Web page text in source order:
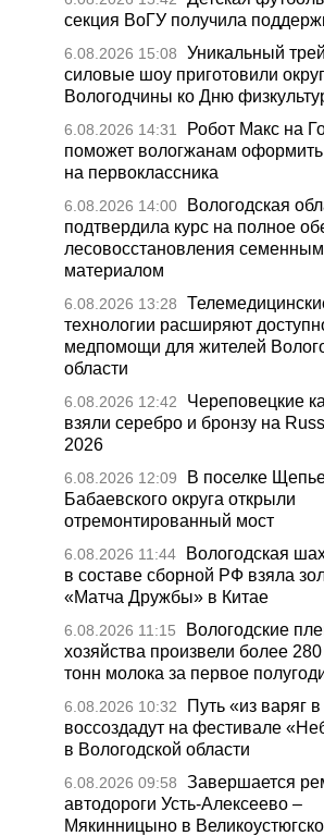
секция ВоГУ получила
6.08.2026 15:08
Уникальный
силовые шоу приготовили
Вологодчины ко Дню
6.08.2026 14:31
Робот Макс на
поможет вологжанам
на первоклассника
6.08.2026 14:00
Вологодская
подтвердила курс на полное
лесовосстановления семенным
материалом
6.08.2026 13:28
технологии расширяют
медпомощи для жителей
области
6.08.2026 12:42
Череповецкие
взяли серебро и бронзу на
2026
6.08.2026 12:09
В поселке
Бабаевского округа открыли
отремонтированный мост
6.08.2026 11:44
Вологодская
в составе сборной РФ взяла
«Матча Дружбы» в Китае
6.08.2026 11:15
Вологодские
хозяйства произвели более
тонн молока за первое
6.08.2026 10:32
Путь «из варяг
воссоздадут на фестивале
в Вологодской области
6.08.2026 09:58
Завершается
автодороги Усть-Алексеево –
Мякинницыно в